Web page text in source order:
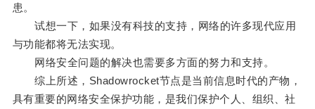
患。
试想一下，如果没有科技的支持，网络的许多现代应用
与功能都将无法实现。
网络安全问题的解决也需要多方面的努力和支持。
综上所述，Shadowrocket节点是当前信息时代的产物，
具有重要的网络安全保护功能，是我们保护个人、组织、社